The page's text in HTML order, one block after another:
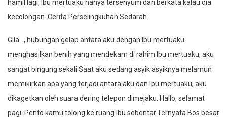
hamil lagi, Ibu mertuaku hanya tersenyum dan berkata kalau dia
kecolongan. Cerita Perselingkuhan Sedarah
Gila.. , hubungan gelap antara aku dengan Ibu mertuaku
menghasilkan benih yang mendekam di rahim Ibu mertuaku, aku
sangat bingung sekali.Saat aku sedang asyik asyiknya melamun
memikirkan apa yang terjadi antara aku dan Ibu mertuaku, aku
dikagetkan oleh suara dering telepon dimejaku. Hallo, selamat
pagi. Pento kamu tolong ke ruang Ibu sebentar.Ternyata Bos besar